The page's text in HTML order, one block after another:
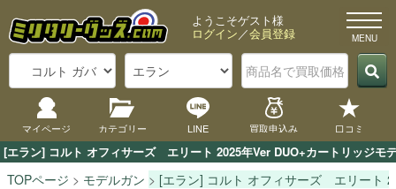
[エラン] コルト オフィサーズ　エリート 2025年Ver DUO+カートリッジ
ようこそゲスト様
ログイン／会員登録
マイページ カテゴリー LINE 買取申込み 口コミ
TOPページ モデルガン [エラン] コルト オフィサーズ エリート